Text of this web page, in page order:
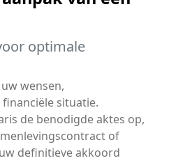
optimale
wensen,
situatie.
de benodigde aktes op,
of
definitieve akkoord